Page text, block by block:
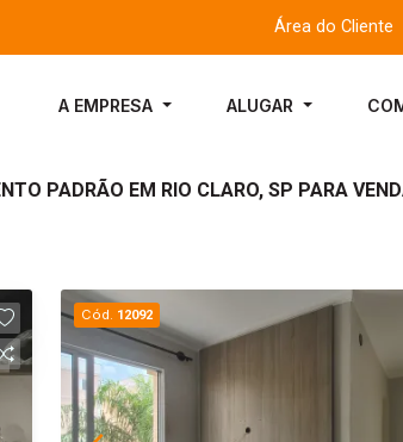
Área do Cliente
A EMPRESA ALUGAR
PADRÃO EM RIO CLARO, SP PARA
Cód. 12092